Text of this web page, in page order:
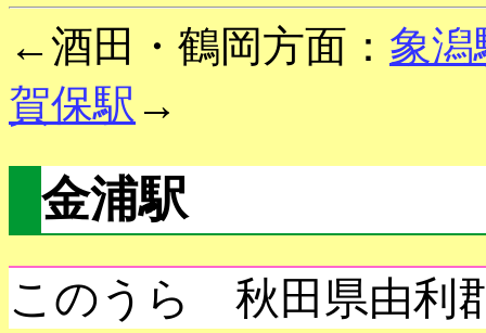
←酒田・鶴岡方面： 象潟
賀保駅 →
金浦駅
このうら 秋田県由利